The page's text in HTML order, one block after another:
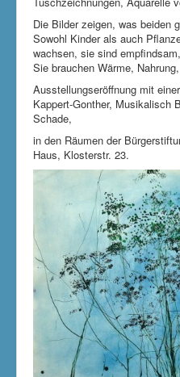
Die Bilder zeigen, was beiden
Sowohl Kinder als auch
wachsen, sie sind
Sie brauchen Wärme,
Ausstellungseröffnung mit
Kappert-Gonther, Musikalisch
Schade,
in den Räumen der
Haus, Klosterstr. 23.